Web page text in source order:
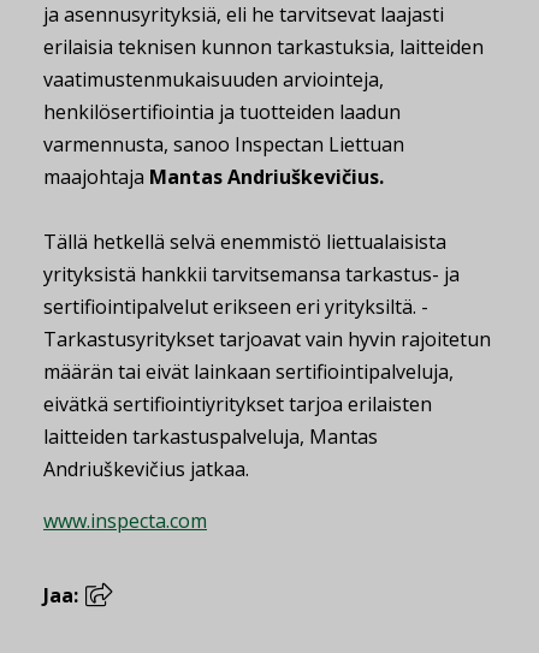
ja asennusyrityksiä, eli he tarvitsevat laajasti
erilaisia teknisen kunnon tarkastuksia, laitteiden
vaatimustenmukaisuuden arviointeja,
henkilösertifiointia ja tuotteiden laadun
varmennusta, sanoo Inspectan Liettuan
maajohtaja Mantas Andriuškevičius.
Tällä hetkellä selvä enemmistö liettualaisista
yrityksistä hankkii tarvitsemansa tarkastus- ja
sertifiointipalvelut erikseen eri yrityksiltä. -
Tarkastusyritykset tarjoavat vain hyvin rajoitetun
määrän tai eivät lainkaan sertifiointipalveluja,
eivätkä sertifiointiyritykset tarjoa erilaisten
laitteiden tarkastuspalveluja, Mantas
Andriuškevičius jatkaa.
www.inspecta.com
Jaa: